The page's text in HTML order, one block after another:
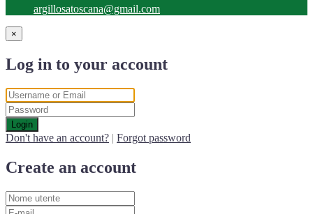
argillosatoscana@gmail.com
×
Log in to your account
Login
Don't have an account? | Forgot password
Create an account